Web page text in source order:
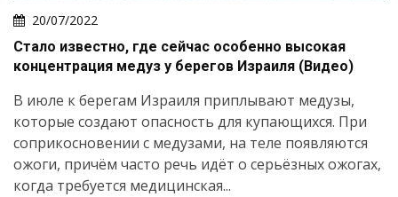
20/07/2022
Стало известно, где сейчас особенно высокая
концентрация медуз у берегов Израиля (Видео)
В июле к берегам Израиля приплывают медузы,
которые создают опасность для купающихся. При
соприкосновении с медузами, на теле появляются
ожоги, причём часто речь идёт о серьёзных ожогах,
когда требуется медицинская...